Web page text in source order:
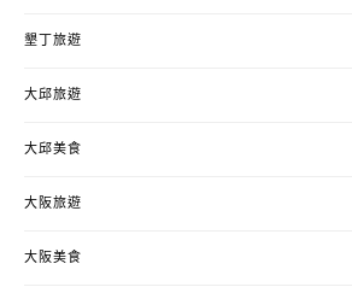
墾丁旅遊
大邱旅遊
大邱美食
大阪旅遊
大阪美食